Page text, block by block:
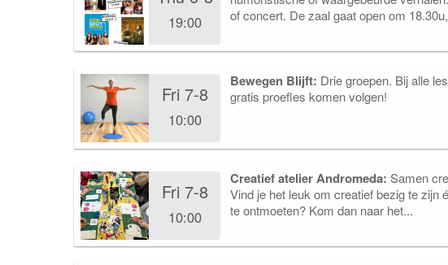
19:00
of concert. De zaal gaat open om
Fri 7-8
10:00
Bewegen Blijft: Drie groepen. Bij alle
gratis proefles komen volgen!
Fri 7-8
10:00
Creatief atelier Andromeda: Samen
Vind je het leuk om creatief bezig te zijn
te ontmoeten? Kom dan naar het...